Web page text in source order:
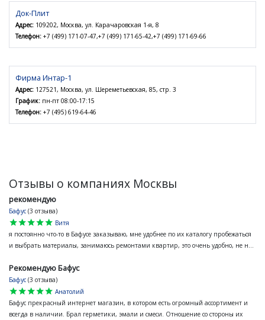
Док-Плит
Адрес: 109202, Москва, ул. Карачаровская 1-я, 8
Телефон: +7 (499) 171-07-47,+7 (499) 171-65-42,+7 (499) 171-69-66
Фирма Интар-1
Адрес: 127521, Москва, ул. Шереметьевская, 85, стр. 3
График: пн-пт 08:00-17:15
Телефон: +7 (495) 619-64-46
Отзывы о компаниях Москвы
рекомендую
Бафус (3 отзыва)
star
star
star
star
star
Витя
я постоянно что-то в Бафусе заказываю, мне удобнее по их каталогу пробежаться
и выбрать материалы, занимаюсь ремонтами квартир, это очень удобно, не н...
Рекомендую Бафус
Бафус (3 отзыва)
star
star
star
star
star
Анатолий
Бафус прекрасный интернет магазин, в котором есть огромный ассортимент и
всегда в наличии. Брал герметики, эмали и смеси. Отношение со стороны их